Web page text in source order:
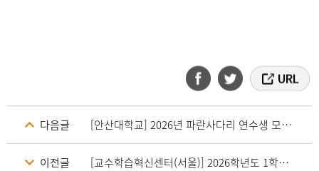
다음글 [안산대학교] 2026년 파란사다리 연수생 모집 안내
이전글 [교수학습혁신센터(서울)] 2026학년도 1학기 스위트박스 학습컨설팅 모집 안내_트랙1